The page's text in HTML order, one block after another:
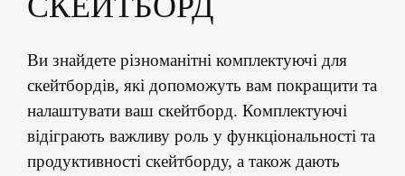
Ви знайдете різноманітні комплектуючі для
скейтбордів, які допоможуть вам покращити та
налаштувати ваш скейтборд. Комплектуючі
відіграють важливу роль у функціональності та
продуктивності скейтборду, а також дають